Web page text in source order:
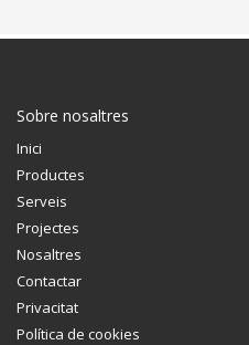
Sobre nosaltres
Inici
Productes
Serveis
Projectes
Nosaltres
Contactar
Privacitat
Política de cookies